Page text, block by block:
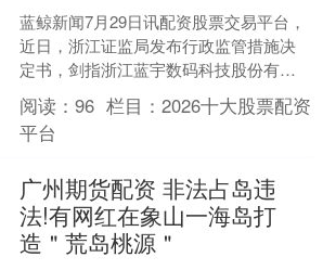
蓝鲸新闻7月29日讯配资股票交易平台，
近日，浙江证监局发布行政监管措施决
定书，剑指浙江蓝宇数码科技股份有限
公司及相关责任人。 决定书显示，浙江
蓝宇数码科技股份有....
阅读：96 栏目：2026十大股票配资
平台
广州期货配资 非法占岛违
法!有网红在象山一海岛打
造＂荒岛桃源＂